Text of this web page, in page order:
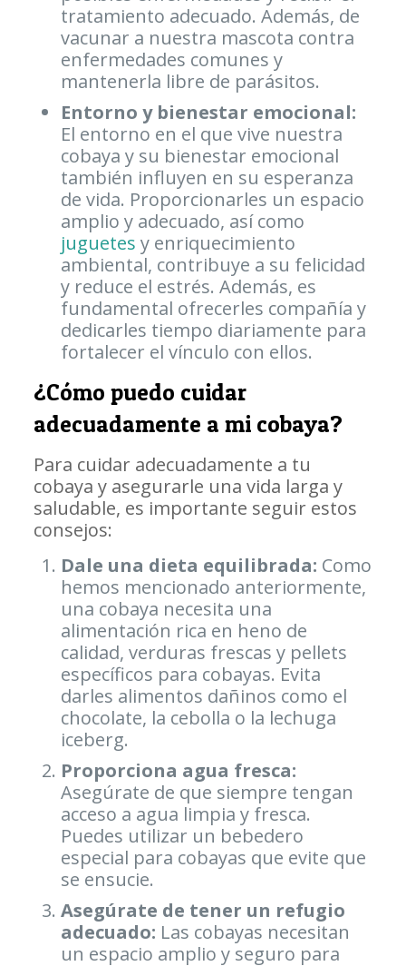
tratamiento adecuado. Además, de
vacunar a nuestra mascota contra
enfermedades comunes y
mantenerla libre de parásitos.
Entorno y bienestar emocional:
El entorno en el que vive nuestra
cobaya y su bienestar emocional
también influyen en su esperanza
de vida. Proporcionarles un espacio
amplio y adecuado, así como
juguetes y enriquecimiento
ambiental, contribuye a su felicidad
y reduce el estrés. Además, es
fundamental ofrecerles compañía y
dedicarles tiempo diariamente para
fortalecer el vínculo con ellos.
¿Cómo puedo cuidar
adecuadamente a mi cobaya?
Para cuidar adecuadamente a tu
cobaya y asegurarle una vida larga y
saludable, es importante seguir estos
consejos:
Dale una dieta equilibrada: Como
hemos mencionado anteriormente,
una cobaya necesita una
alimentación rica en heno de
calidad, verduras frescas y pellets
específicos para cobayas. Evita
darles alimentos dañinos como el
chocolate, la cebolla o la lechuga
iceberg.
Proporciona agua fresca:
Asegúrate de que siempre tengan
acceso a agua limpia y fresca.
Puedes utilizar un bebedero
especial para cobayas que evite que
se ensucie.
Asegúrate de tener un refugio
adecuado: Las cobayas necesitan
un espacio amplio y seguro para